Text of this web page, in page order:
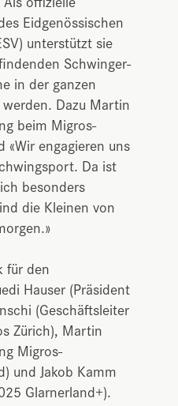
Eidgenössischen
unterstützt sie
Schwinger-
in der ganzen
Dazu Martin
beim Migros-
«Wir engagieren uns
Da ist
besonders
die Kleinen von
für den
Hauser (Präsident
(Geschäftsleiter
Zürich), Martin
Migros-
und Jakob Kamm
Glarnerland+).